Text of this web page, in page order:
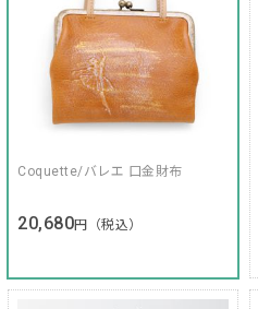
Coquette/バレエ 口金財布
20,680円（税込）